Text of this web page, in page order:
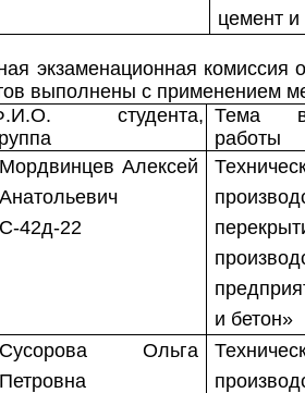
цемент и
экзаменационная
выполнены с применением
студента, Тема
работы
Мордвинцев Алексей
Анатольевич
С-42д-22
и бетон»
Сусорова Ольга
Петровна